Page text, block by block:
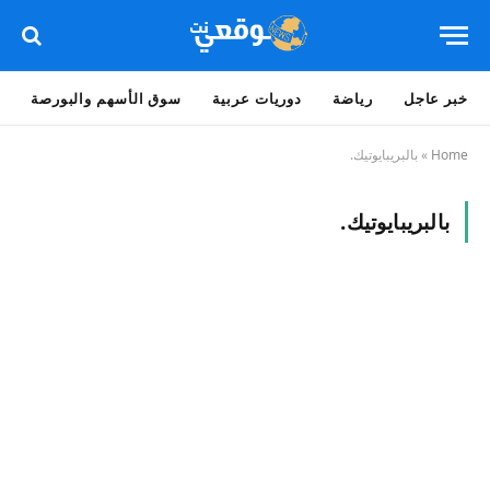
خبر عاجل رياضة دوريات عربية سوق الأسهم والبورصة
Home
»بالبريبايوتيك.
بالبريبايوتيك.